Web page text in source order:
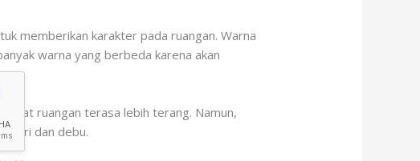
memberikan karakter pada ruangan. Warna
warna yang berbeda karena akan
ruangan terasa lebih terang. Namun,
jari dan debu.